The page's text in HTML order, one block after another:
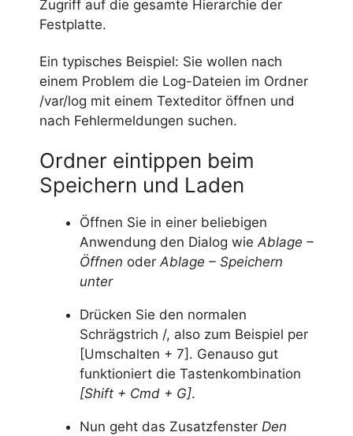
Zugriff auf die gesamte Hierarchie der
Festplatte.
Ein typisches Beispiel: Sie wollen nach
einem Problem die Log-Dateien im Ordner
/var/log mit einem Texteditor öffnen und
nach Fehlermeldungen suchen.
Ordner eintippen beim
Speichern und Laden
Öffnen Sie in einer beliebigen
Anwendung den Dialog wie Ablage –
Öffnen oderAblage – Speichern
unter
Drücken Sie den normalen
Schrägstrich /, also zum Beispiel per
[Umschalten + 7]. Genauso gut
funktioniert die Tastenkombination
[Shift + Cmd + G].
Nun geht das Zusatzfenster Den